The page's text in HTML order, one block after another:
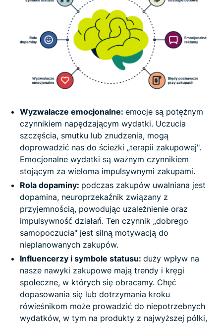
Wyzwalacze emocjonalne: emocje są potężnym
czynnikiem napędzającym wydatki. Uczucia
szczęścia, smutku lub znudzenia, mogą
doprowadzić nas do ścieżki „terapii zakupowej".
Emocjonalne wydatki są ważnym czynnikiem
stojącym za wieloma impulsywnymi zakupami.
Rola dopaminy: podczas zakupów uwalniana jest
dopamina, neuroprzekaźnik związany z
przyjemnością, powodując uzależnienie oraz
impulsywność działań. Ten czynnik „dobrego
samopoczucia" jest silną motywacją do
nieplanowanych zakupów.
Influencerzy i symbole statusu: duży wpływ na
nasze nawyki zakupowe mają trendy i kręgi
społeczne, w których się obracamy. Chęć
dopasowania się lub dotrzymania kroku
rówieśnikom może prowadzić do niepotrzebnych
wydatków, w tym na produkty z najwyższej półki,